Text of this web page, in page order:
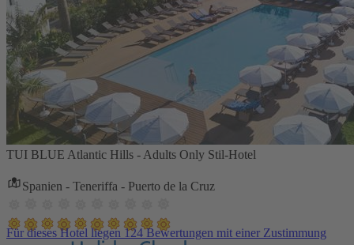
TUI BLUE Atlantic Hills - Adults Only Stil-Hotel
Spanien - Teneriffa - Puerto de la Cruz
Für dieses Hotel liegen 124 Bewertungen mit einer Zustimmung